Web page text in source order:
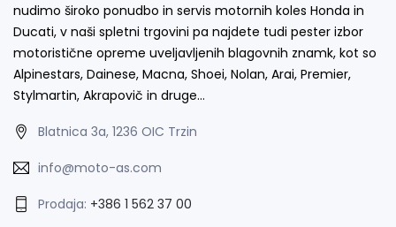
nudimo široko ponudbo in servis motornih koles Honda in
Ducati, v naši spletni trgovini pa najdete tudi pester izbor
motoristične opreme uveljavljenih blagovnih znamk, kot so
Alpinestars, Dainese, Macna, Shoei, Nolan, Arai, Premier,
Stylmartin, Akrapovič in druge…
Blatnica 3a, 1236 OIC Trzin
info@moto-as.com
Prodaja: +386 1 562 37 00